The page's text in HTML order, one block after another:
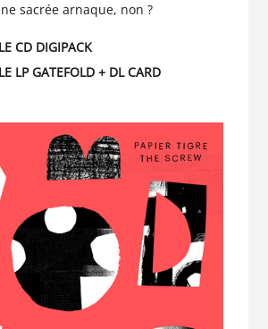
sacrée arnaque, non ?
CD DIGIPACK
LP GATEFOLD + DL CARD